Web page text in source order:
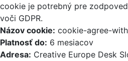
cookie je potrebný pre
voči GDPR.
Názov cookie: cookie-agree-
Platnosť do: 6 mesiacov
Adresa: Creative Europe Desk